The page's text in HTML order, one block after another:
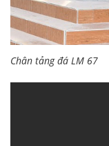
Chân tảng đá LM 67